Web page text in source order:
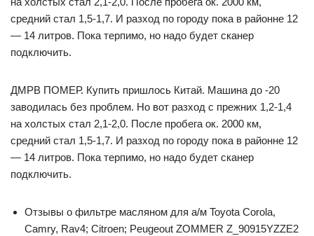
средний стал 1,5-1,7. И разход по городу пока в районне 12
— 14 литров. Пока терпимо, но надо будет сканер
подключить.
ДМРВ ПОМЕР. Купить пришлось Китай. Машина до -20
заводилась без проблем. Но вот разход с прежних 1,2-1,4
на холстых стал 2,1-2,0. После пробега ок. 2000 км,
средний стал 1,5-1,7. И разход по городу пока в районне 12
— 14 литров. Пока терпимо, но надо будет сканер
подключить.
Отзывы о фильтре масляном для а/м Toyota Corola,
Camry, Rav4; Citroen; Peugeout ZOMMER Z_90915YZZE2